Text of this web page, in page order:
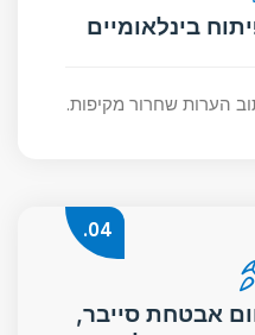
בינלאומיים
הערות שחרור מקיפות.
04.
אבטחת סייבר,